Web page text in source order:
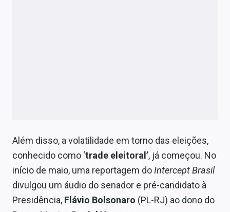
Além disso, a volatilidade em torno das eleições,
conhecido como ‘trade eleitoral’, já começou. No
início de maio, uma reportagem doIntercept Brasil
divulgou um áudio do senador e pré-candidato à
Presidência, Flávio Bolsonaro (PL-RJ) ao dono do